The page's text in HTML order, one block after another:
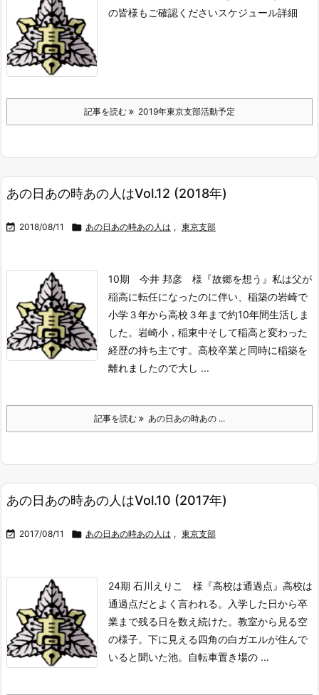
の皆様もご確認くださいスケジュール詳細
記事を読む 2019年東京支部活動予定
あの日あの時あの人はVol.12 (2018年)
 2018/08/11  あの日あの時あの人は , 東京支部
10期 今井 邦彦 様『故郷を想う』 私は父が
稲高に転任になったのに伴い、稲築の岩崎で
小学３年から高校３年まで約10年間生活しま
した。 岩崎小，稲東中そして稲高と変わった
経歴の持ち主です。高校卒業と同時に稲築を
離れましたので大し ...
記事を読む あの日あの時あの ...
あの日あの時あの人はVol.10 (2017年)
 2017/08/11  あの日あの時あの人は , 東京支部
24期 石川えりこ 様『高校は通過点』 高校は
通過点だとよく言われる。
入学した日から卒
業まで残る日を数え続けた。 教室から見る空
の様子。 下に見える四角の白ガエルが住んで
いると聞いた池。
自転車置き場の ...